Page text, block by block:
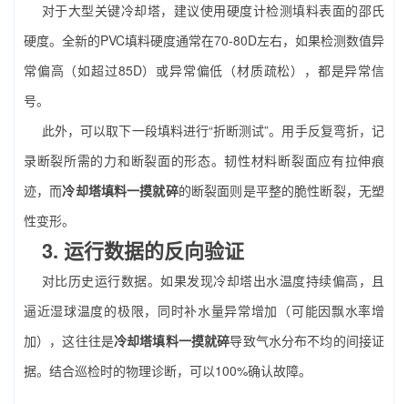
对于大型关键冷却塔，建议使用硬度计检测填料表面的邵氏
硬度。全新的PVC填料硬度通常在70-80D左右，如果检测数值异
常偏高（如超过85D）或异常偏低（材质疏松），都是异常信
号。
此外，可以取下一段填料进行“折断测试”。用手反复弯折，记
录断裂所需的力和断裂面的形态。韧性材料断裂面应有拉伸痕
迹，而冷却塔填料一摸就碎的断裂面则是平整的脆性断裂，无塑
性变形。
3. 运行数据的反向验证
对比历史运行数据。如果发现冷却塔出水温度持续偏高，且
逼近湿球温度的极限，同时补水量异常增加（可能因飘水率增
加），这往往是冷却塔填料一摸就碎导致气水分布不均的间接证
据。结合巡检时的物理诊断，可以100%确认故障。